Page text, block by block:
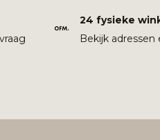
24 fysieke
Bekijk